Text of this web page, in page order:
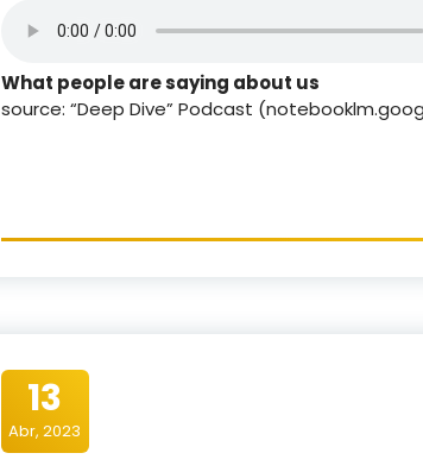
What people are saying about us
source: “Deep Dive” Podcast
13
Abr, 2023